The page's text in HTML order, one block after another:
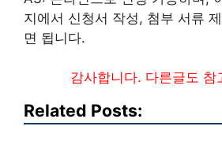
지에서 신청서 작성, 첨부 서류
면 됩니다.
감사합니다. 다른글도 참
Related Posts: